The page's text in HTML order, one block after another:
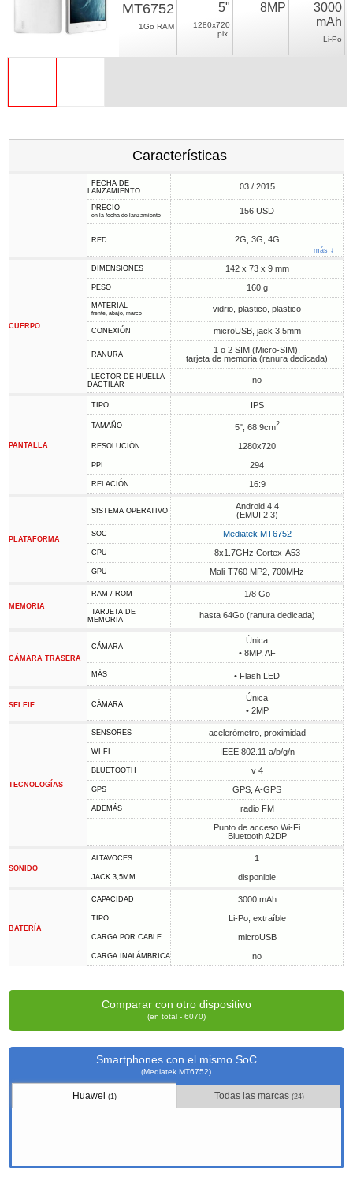
MT6752
1Go RAM
5"
1280x720
pix.
8MP
3000
mAh
Li-Po
Características
FECHA DE
LANZAMIENTO
03 / 2015
PRECIO
en la fecha de lanzamiento 156 USD
RED 2G, 3G, 4G
más ↓
CUERPO
DIMENSIONES 142 x 73 x 9 mm
PESO 160 g
MATERIAL
frente, abajo, marco vidrio, plastico, plastico
CONEXIÓN microUSB, jack 3.5mm
RANURA
1 o 2 SIM (Micro-SIM),
tarjeta de memoria (ranura dedicada)
LECTOR DE HUELLA
DACTILAR
no
PANTALLA
TIPO IPS
TAMAÑO 5", 68.9cm2
RESOLUCIÓN 1280x720
PPI 294
RELACIÓN 16:9
PLATAFORMA
SISTEMA OPERATIVO
Android 4.4
(EMUI 2.3)
SOC Mediatek MT6752
CPU 8x1.7GHz Cortex-A53
GPU Mali-T760 MP2, 700MHz
MEMORIA
RAM / ROM 1/8 Go
TARJETA DE
MEMORIA
hasta 64Go (ranura dedicada)
CÁMARA TRASERA
CÁMARA
Única
• 8MP, AF
MÁS • Flash LED
SELFIE CÁMARA
Única
• 2MP
TECNOLOGÍAS
SENSORES acelerómetro, proximidad
WI-FI IEEE 802.11 a/b/g/n
BLUETOOTH v 4
GPS GPS, A-GPS
ADEMÁS
radio FM
Punto de acceso Wi-Fi
Bluetooth A2DP
SONIDO
ALTAVOCES 1
JACK 3,5MM disponible
BATERÍA
CAPACIDAD 3000 mAh
TIPO Li-Po, extraíble
CARGA POR CABLE microUSB
CARGA INALÁMBRICA no
Comparar con otro dispositivo
(en total - 6070)
Smartphones con el mismo SoC
(Mediatek MT6752)
Huawei(1) Todas las marcas (24)